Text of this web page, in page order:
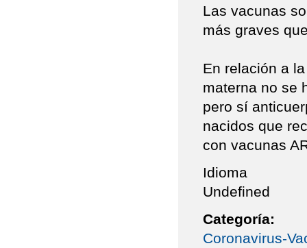
Las vacunas
más graves
En relación a
materna no se
pero sí
nacidos que
con vacunas
Idioma
Undefined
Categoría:
Coronavirus-